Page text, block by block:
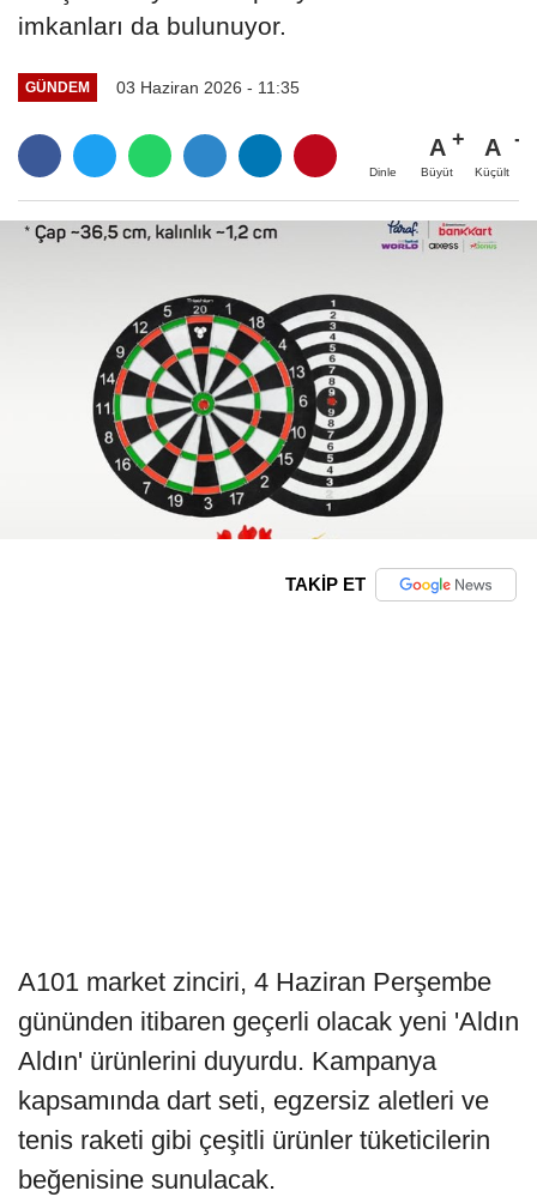
imkanları da bulunuyor.
GÜNDEM 03 Haziran 2026 - 11:35
Dinle
A
Büyüt
A
Küçült
TAKİP ET
A101 market zinciri, 4 Haziran Perşembe
gününden itibaren geçerli olacak yeni 'Aldın
Aldın' ürünlerini duyurdu. Kampanya
kapsamında dart seti, egzersiz aletleri ve
tenis raketi gibi çeşitli ürünler tüketicilerin
beğenisine sunulacak.